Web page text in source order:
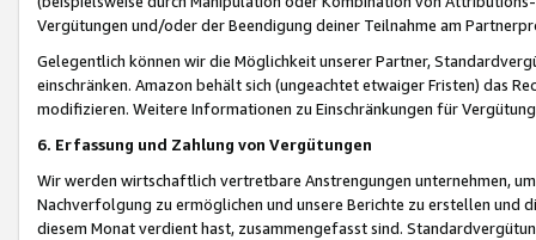
Vergütungen und/oder der Beendigung deiner Teilnahme am
Gelegentlich können wir die Möglichkeit unserer Partner,
einschränken. Amazon behält sich (ungeachtet etwaiger Fristen) das
modifizieren. Weitere Informationen zu Einschränkungen für
6. Erfassung und Zahlung von Vergütungen
Wir werden wirtschaftlich vertretbare Anstrengungen unternehmen,
Nachverfolgung zu ermöglichen und unsere Berichte zu erstellen und
diesem Monat verdient hast, zusammengefasst sind.